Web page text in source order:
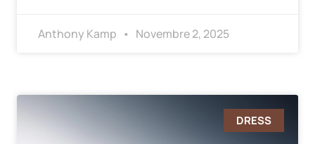
Anthony Kamp Novembre 2, 2025
DRESS